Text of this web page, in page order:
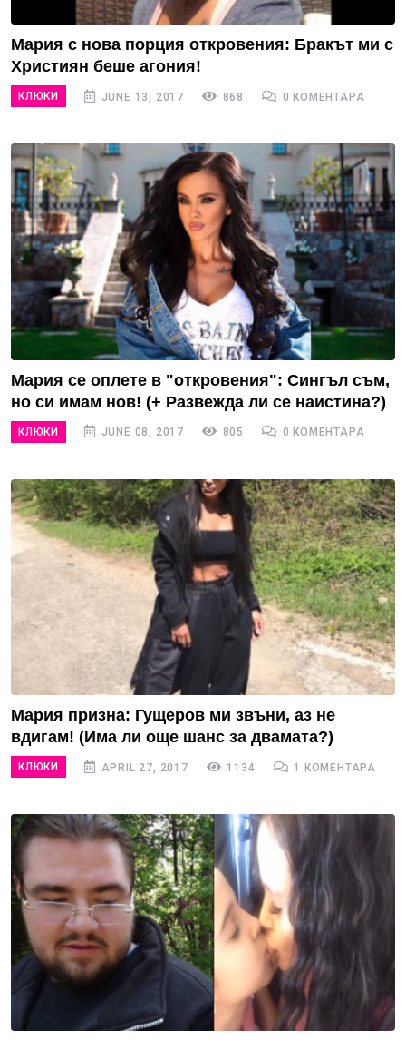
Мария с нова порция откровения: Бракът ми с
Християн беше агония!
КЛЮКИ JUNE 13, 2017 868 0 КОМЕНТАРА
Мария се оплете в "откровения": Сингъл съм,
но си имам нов! (+ Развежда ли се наистина?)
КЛЮКИ JUNE 08, 2017 805 0 КОМЕНТАРА
Мария призна: Гущеров ми звъни, аз не
вдигам! (Има ли още шанс за двамата?)
КЛЮКИ APRIL 27, 2017 1134 1 КОМЕНТАРА